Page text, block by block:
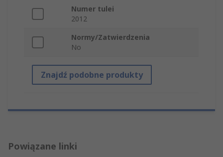
Numer tulei
2012
Normy/Zatwierdzenia
No
Znajdź podobne produkty
Powiązane linki